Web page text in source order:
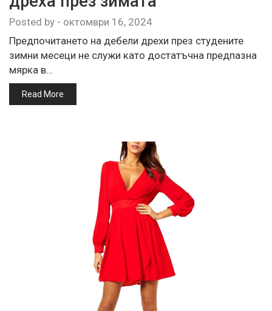
Posted by - октомври 16, 2024
Предпочитането на дебели дрехи през студените
зимни месеци не служи като достатъчна предпазна
мярка в…
Read More